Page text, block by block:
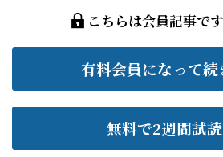
こちらは会員記事です
有料会員になって続
無料で2週間試